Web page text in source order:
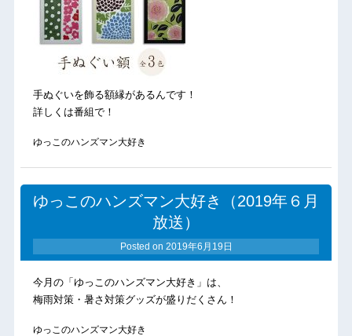
手ぬぐいを飾る額縁があるんです！
詳しくは番組で！
ゆっこのハンズマン大好き
ゆっこのハンズマン大好き（2019年６月
放送）
Posted on 2019年6月19日
今月の「ゆっこのハンズマン大好き」は、
梅雨対策・暑さ対策グッズが盛りだくさん！
ゆっこのハンズマン大好き